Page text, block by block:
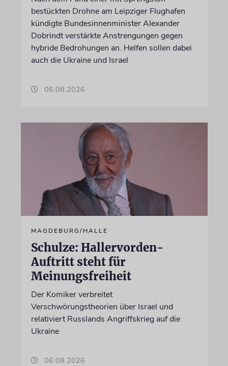
bestückten Drohne am Leipziger Flughafen
kündigte Bundesinnenminister Alexander
Dobrindt verstärkte Anstrengungen gegen
hybride Bedrohungen an. Helfen sollen dabei
auch die Ukraine und Israel
06.08.2026
MAGDEBURG/HALLE
Schulze: Hallervorden-
Auftritt steht für
Meinungsfreiheit
Der Komiker verbreitet
Verschwörungstheorien über Israel und
relativiert Russlands Angriffskrieg auf die
Ukraine
06.08.2026